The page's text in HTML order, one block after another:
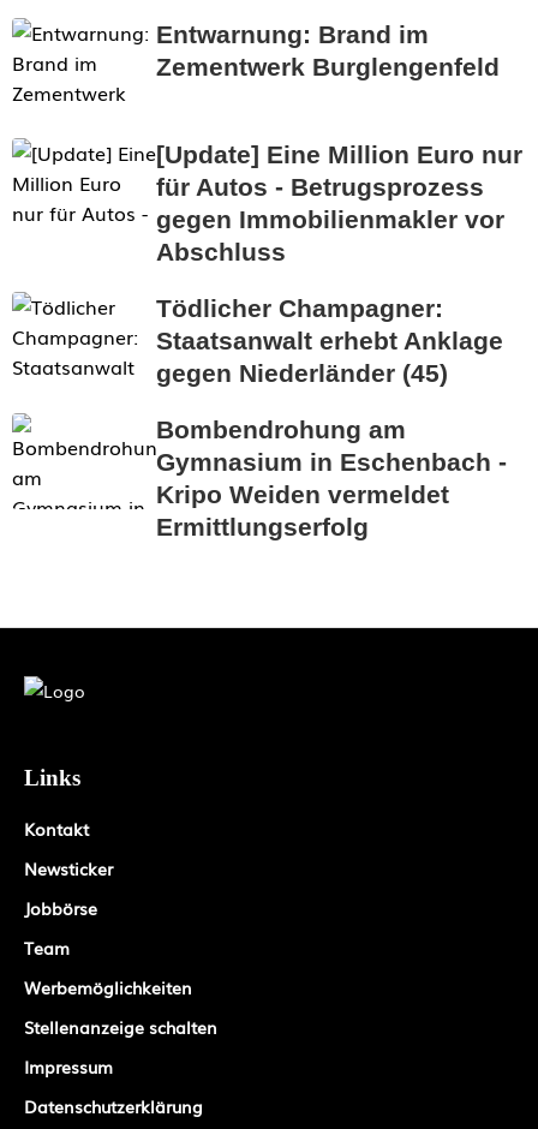
Entwarnung: Brand im
Zementwerk Burglengenfeld
[Update] Eine Million Euro nur
für Autos - Betrugsprozess
gegen Immobilienmakler vor
Abschluss
Tödlicher Champagner:
Staatsanwalt erhebt Anklage
gegen Niederländer (45)
Bombendrohung am
Gymnasium in Eschenbach -
Kripo Weiden vermeldet
Ermittlungserfolg
Links
Kontakt
Newsticker
Jobbörse
Team
Werbemöglichkeiten
Stellenanzeige schalten
Impressum
Datenschutzerklärung